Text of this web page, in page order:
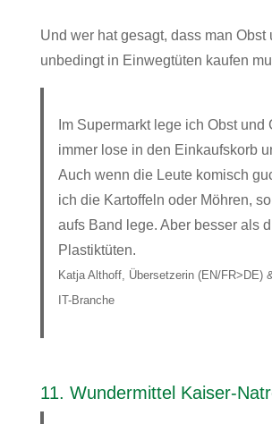
Und wer hat gesagt, dass man Obst
unbedingt in Einwegtüten kaufen
Im Supermarkt lege ich Obst und
immer lose in den Einkaufskorb
Auch wenn die Leute komisch
ich die Kartoffeln oder Möhren,
aufs Band lege. Aber besser als
Plastiktüten.
Katja Althoff, Übersetzerin (EN/FR>DE)
IT-Branche
11. Wundermittel Kaiser-